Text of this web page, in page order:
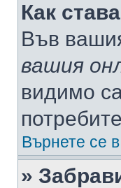
Как
Във
вашия
видимо
Върнете се
»